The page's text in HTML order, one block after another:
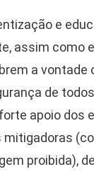
e
assim como
a vontade
de
apoio dos
mitigadoras
proibida),